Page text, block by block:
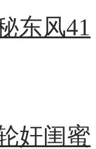
东风41
奸闺蜜